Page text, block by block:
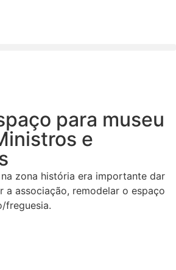
para museu
e
zona história era importante dar
a associação, remodelar o espaço
freguesia.